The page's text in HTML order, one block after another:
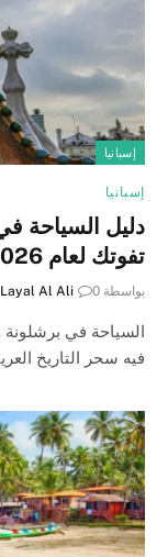
إسبانيا
إسبانيا
دليل السياحة
تفوتك لعام 2026
بواسطة Layal Al Ali 0
السياحة في برشلونة
فيه سحر التاريخ